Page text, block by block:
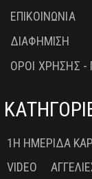
ΕΠΙΚΟΙΝΩΝΙΑ
ΔΙΑΦΗΜΙΣΗ
ΟΡΟΙ ΧΡΗΣΗΣ -
1Η ΗΜΕΡΊΔΑ
VIDEO